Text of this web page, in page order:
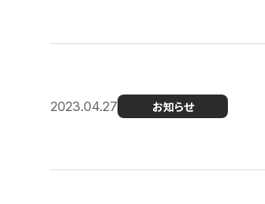
2023.04.27 お知らせ